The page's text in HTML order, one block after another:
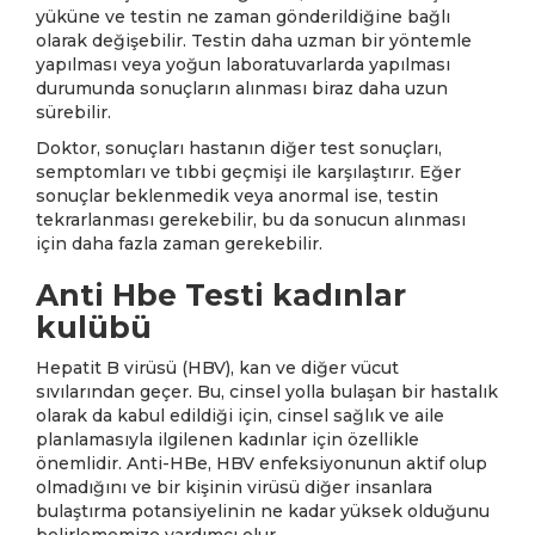
yüküne ve testin ne zaman gönderildiğine bağlı
olarak değişebilir. Testin daha uzman bir yöntemle
yapılması veya yoğun laboratuvarlarda yapılması
durumunda sonuçların alınması biraz daha uzun
sürebilir.
Doktor, sonuçları hastanın diğer test sonuçları,
semptomları ve tıbbi geçmişi ile karşılaştırır. Eğer
sonuçlar beklenmedik veya anormal ise, testin
tekrarlanması gerekebilir, bu da sonucun alınması
için daha fazla zaman gerekebilir.
Anti Hbe Testi kadınlar
kulübü
Hepatit B virüsü (HBV), kan ve diğer vücut
sıvılarından geçer. Bu, cinsel yolla bulaşan bir hastalık
olarak da kabul edildiği için, cinsel sağlık ve aile
planlamasıyla ilgilenen kadınlar için özellikle
önemlidir. Anti-HBe, HBV enfeksiyonunun aktif olup
olmadığını ve bir kişinin virüsü diğer insanlara
bulaştırma potansiyelinin ne kadar yüksek olduğunu